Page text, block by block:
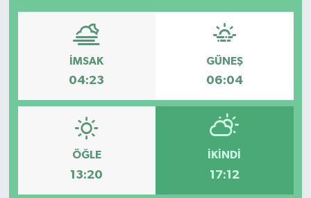
İMSAK
04:23
GÜNEŞ
06:04
ÖĞLE
13:20
İKINDI
17:12